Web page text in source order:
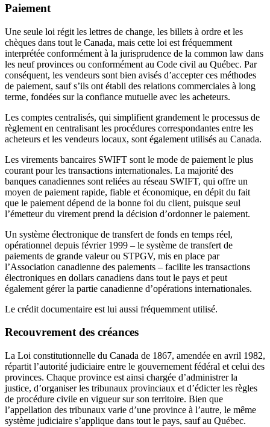
Paiement
Une seule loi régit les lettres de change, les billets à ordre et les
chèques dans tout le Canada, mais cette loi est fréquemment
interprétée conformément à la jurisprudence de la common law dans
les neuf provinces ou conformément au Code civil au Québec. Par
conséquent, les vendeurs sont bien avisés d’accepter ces méthodes
de paiement, sauf s’ils ont établi des relations commerciales à long
terme, fondées sur la confiance mutuelle avec les acheteurs.
Les comptes centralisés, qui simplifient grandement le processus de
règlement en centralisant les procédures correspondantes entre les
acheteurs et les vendeurs locaux, sont également utilisés au Canada.
Les virements bancaires SWIFT sont le mode de paiement le plus
courant pour les transactions internationales. La majorité des
banques canadiennes sont reliées au réseau SWIFT, qui offre un
moyen de paiement rapide, fiable et économique, en dépit du fait
que le paiement dépend de la bonne foi du client, puisque seul
l’émetteur du virement prend la décision d’ordonner le paiement.
Un système électronique de transfert de fonds en temps réel,
opérationnel depuis février 1999 – le système de transfert de
paiements de grande valeur ou STPGV, mis en place par
l’Association canadienne des paiements – facilite les transactions
électroniques en dollars canadiens dans tout le pays et peut
également gérer la partie canadienne d’opérations internationales.
Le crédit documentaire est lui aussi fréquemment utilisé.
Recouvrement des créances
La Loi constitutionnelle du Canada de 1867, amendée en avril 1982,
répartit l’autorité judiciaire entre le gouvernement fédéral et celui des
provinces. Chaque province est ainsi chargée d’administrer la
justice, d’organiser les tribunaux provinciaux et d’édicter les règles
de procédure civile en vigueur sur son territoire. Bien que
l’appellation des tribunaux varie d’une province à l’autre, le même
système judiciaire s’applique dans tout le pays, sauf au Québec.